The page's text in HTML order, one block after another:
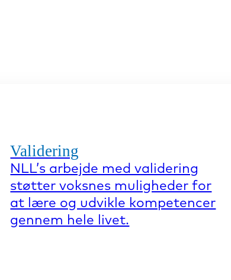
Validering
NLL’s arbejde med validering
støtter voksnes muligheder for
at lære og udvikle kompetencer
gennem hele livet.